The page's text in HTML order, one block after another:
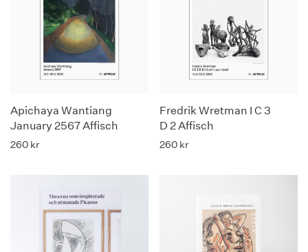
Apichaya Wantiang
January 2567 Affisch
260 kr
Fredrik Wretman I C 3
D 2 Affisch
260 kr